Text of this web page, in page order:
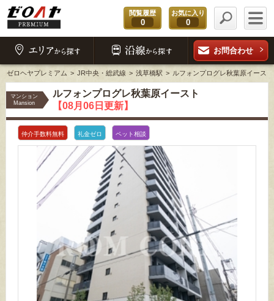
閲覧履歴
0
お気に入り
0
お問合わせ
ゼロヘヤプレミアム JR中央・総武線 浅草橋駅 ルフォンプログレ秋葉原イースト
マンション
Mansion
ルフォンプログレ秋葉原イースト
【08月06日更新】
仲介手数料無料 礼金ゼロ ペット相談